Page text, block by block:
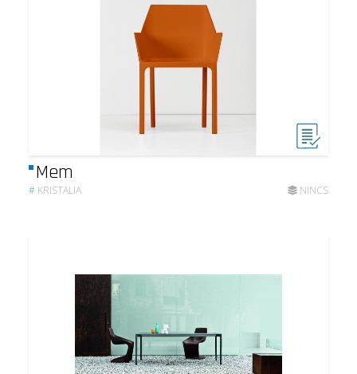
Mem
# KRISTALIA NINCS